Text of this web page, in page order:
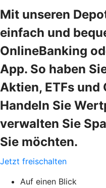
Mit unseren
einfach und
OnlineBanking
App. So haben
Aktien, ETFs und
Handeln Sie
verwalten Sie
Sie möchten.
Jetzt freischalten
Auf einen Blick